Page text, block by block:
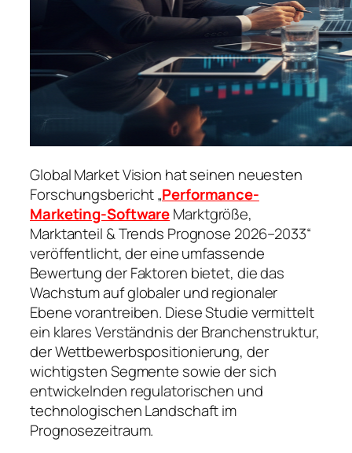
Global Market Vision hat seinen neuesten
Forschungsbericht „Performance-
Marketing-SoftwareMarktgröße,
Marktanteil & Trends Prognose 2026–2033“
veröffentlicht, der eine umfassende
Bewertung der Faktoren bietet, die das
Wachstum auf globaler und regionaler
Ebene vorantreiben. Diese Studie vermittelt
ein klares Verständnis der Branchenstruktur,
der Wettbewerbspositionierung, der
wichtigsten Segmente sowie der sich
entwickelnden regulatorischen und
technologischen Landschaft im
Prognosezeitraum.